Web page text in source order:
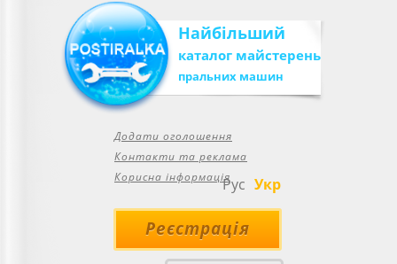
Найбільший
каталог майстерень
пральних машин
Додати оголошення
Контакти та реклама
Корисна інформаціяРус Укр
Реєстрація